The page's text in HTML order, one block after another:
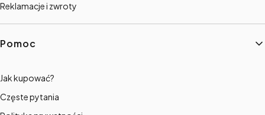
Reklamacje i zwroty
Pomoc
Jak kupować?
Częste pytania